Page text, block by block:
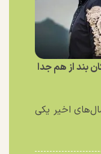
بند از هم جدا
اخیر یکی